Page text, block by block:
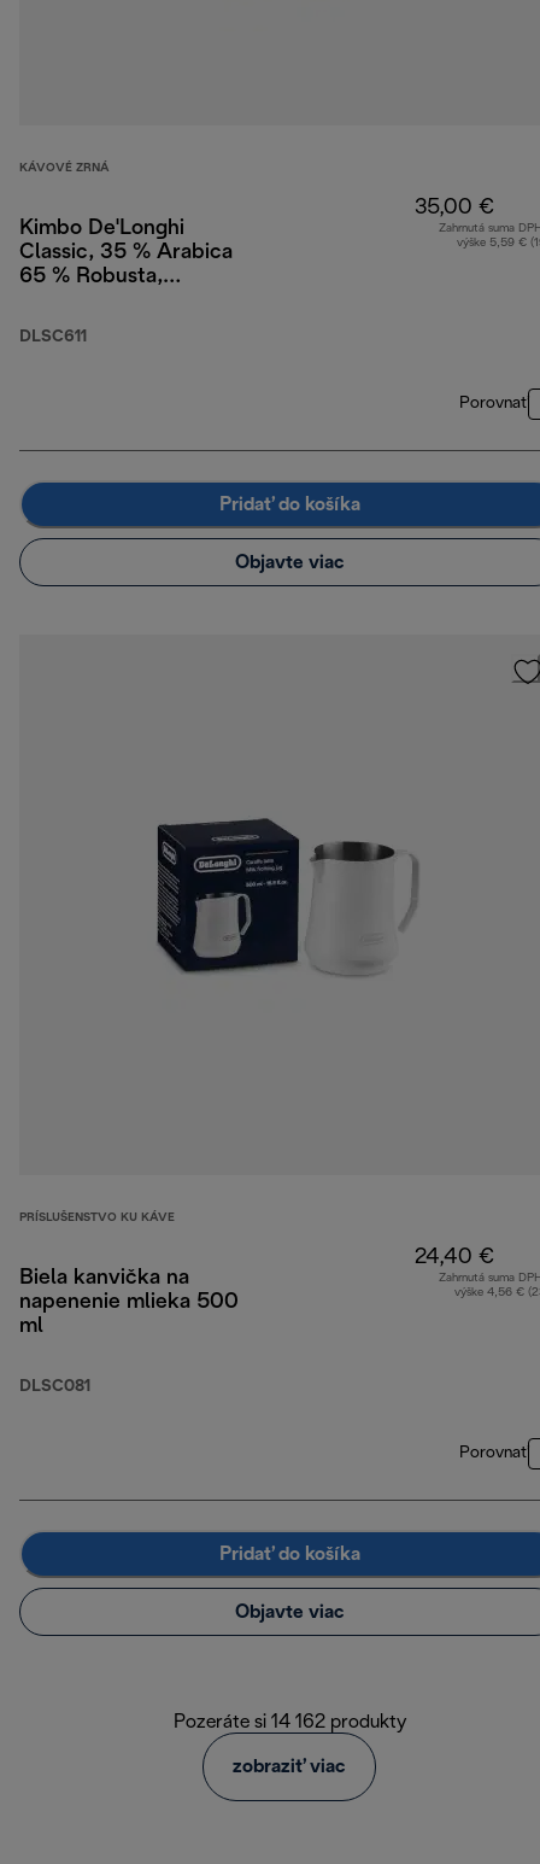
KÁVOVÉ ZRNÁ
Kimbo De'Longhi
Classic, 35 % Arabica
65 % Robusta,
DLSC611
35,00 €
Zahrnutá suma
výške 5,59 €
Porovnať
Pridať do košíka
Objavte viac
PRÍSLUŠENSTVO KU KÁVE
Biela kanvička na
napenenie mlieka 500
ml
DLSC081
24,40 €
Zahrnutá suma
výške 4,56 €
Porovnať
Pridať do košíka
Objavte viac
Pozeráte si 14 162 produkty
zobraziť viac